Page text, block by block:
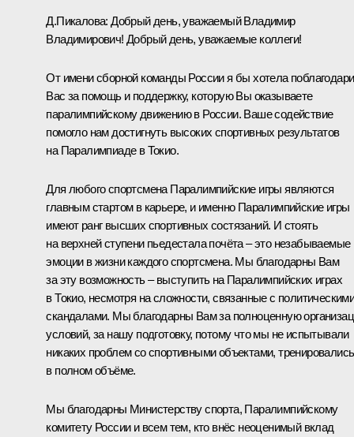
Д.Пикалова:Добрый день, уважаемый Владимир
Владимирович! Добрый день, уважаемые коллеги!
От имени сборной команды России я бы хотела
Вас за помощь и поддержку, которую Вы оказываете
паралимпийскому движению в России. Ваше содействие
помогло нам достигнуть высоких спортивных результатов
на Паралимпиаде в Токио.
Для любого спортсмена Паралимпийские игры являются
главным стартом в карьере, и именно Паралимпийские игры
имеют ранг высших спортивных состязаний. И стоять
на верхней ступени пьедестала почёта ‒ это незабываемые
эмоции в жизни каждого спортсмена. Мы благодарны Вам
за эту возможность – выступить на Паралимпийских играх
в Токио, несмотря на сложности, связанные с
скандалами. Мы благодарны Вам за полноценную
условий, за нашу подготовку, потому что мы не испытывали
никаких проблем со спортивными объектами, тренировались
в полном объёме.
Мы благодарны Министерству спорта, Паралимпийскому
комитету России и всем тем, кто внёс неоценимый вклад